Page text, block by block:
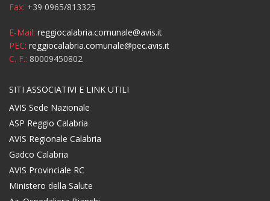
Fax: +39 0965/813325
E-Mail: reggiocalabria.comunale@avis.it
PEC: reggiocalabria.comunale@pec.avis.it
C. F.: 80009450802
SITI ASSOCIATIVI E LINK UTILI
AVIS Sede Nazionale
ASP Reggio Calabria
AVIS Regionale Calabria
Gadco Calabria
AVIS Provinciale RC
Ministero della Salute